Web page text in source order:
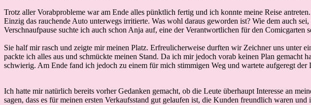
Trotz aller Vorabprobleme war am Ende alles pünktlich fertig und ich konnte meine Reise
Einzig das rauchende Auto unterwegs irritierte. Was wohl daraus geworden ist? Wie dem auch
Verschnaufpause suchte ich auch schon Anja auf, eine der Verantwortlichen für den Comicgarten
Sie half mir rasch und zeigte mir meinen Platz. Erfreulicherweise durften wir Zeichner uns unter
packte ich alles aus und schmückte meinen Stand. Da ich mir jedoch vorab keinen Plan gemacht
schwierig. Am Ende fand ich jedoch zu einem für mich stimmigen Weg und wartete aufgeregt der
Ich hatte mir natürlich bereits vorher Gedanken gemacht, ob die Leute überhaupt Interesse an
sagen, dass es für meinen ersten Verkaufsstand gut gelaufen ist, die Kunden freundlich waren